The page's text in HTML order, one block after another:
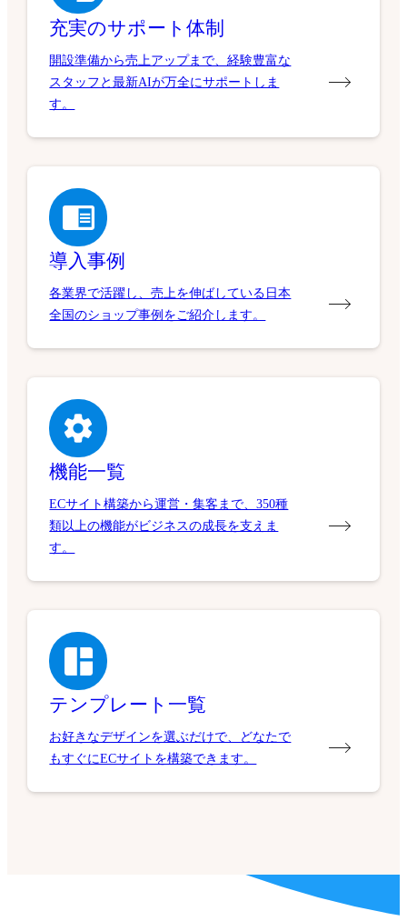
充実のサポート体制
開設準備から売上アップまで、経験豊富な
スタッフと最新AIが万全にサポートしま
す。
導入事例
各業界で活躍し、売上を伸ばしている日本
全国のショップ事例をご紹介します。
機能一覧
ECサイト構築から運営・集客まで、350種
類以上の機能がビジネスの成長を支えま
す。
テンプレート一覧
お好きなデザインを選ぶだけで、どなたで
もすぐにECサイトを構築できます。